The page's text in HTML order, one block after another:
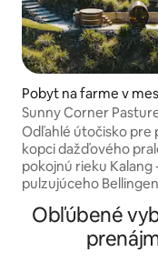
Pobyt na farme v
ngen
Sunny Corner
Odľahlé útočisko pre
kopci dažďového
pokojnú rieku Kalang
pulzujúceho
vírivky, oddýchnite si
manželskej posteli a
pri drevenom krbe
Obľúbené